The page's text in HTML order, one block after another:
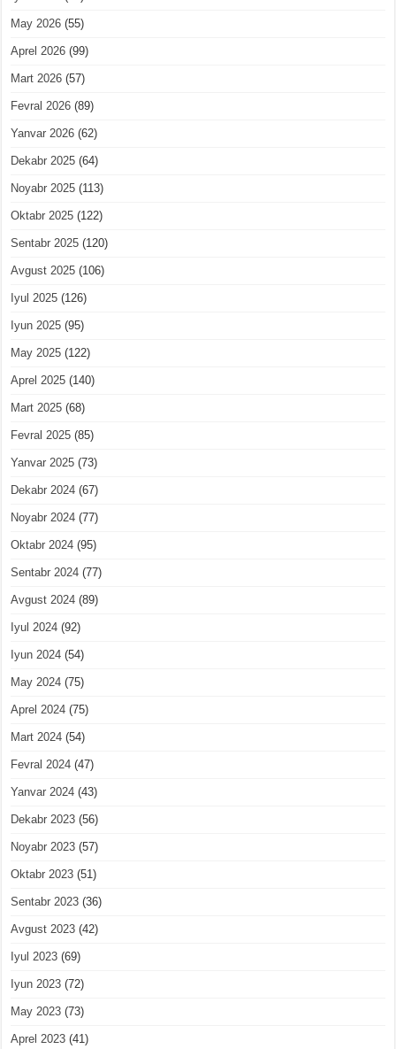
May 2026 (55)
Aprel 2026 (99)
Mart 2026 (57)
Fevral 2026 (89)
Yanvar 2026 (62)
Dekabr 2025 (64)
Noyabr 2025 (113)
Oktabr 2025 (122)
Sentabr 2025 (120)
Avgust 2025 (106)
Iyul 2025 (126)
Iyun 2025 (95)
May 2025 (122)
Aprel 2025 (140)
Mart 2025 (68)
Fevral 2025 (85)
Yanvar 2025 (73)
Dekabr 2024 (67)
Noyabr 2024 (77)
Oktabr 2024 (95)
Sentabr 2024 (77)
Avgust 2024 (89)
Iyul 2024 (92)
Iyun 2024 (54)
May 2024 (75)
Aprel 2024 (75)
Mart 2024 (54)
Fevral 2024 (47)
Yanvar 2024 (43)
Dekabr 2023 (56)
Noyabr 2023 (57)
Oktabr 2023 (51)
Sentabr 2023 (36)
Avgust 2023 (42)
Iyul 2023 (69)
Iyun 2023 (72)
May 2023 (73)
Aprel 2023 (41)